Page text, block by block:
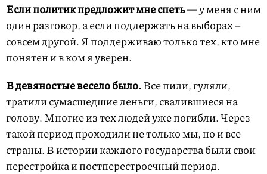
Если политик предложит мне спеть —у меня с ним
один разговор, а если поддержать на выборах –
совсем другой. Я поддерживаю только тех, кто мне
понятен и в ком я уверен.
В девяностые весело было.Все пили, гуляли,
тратили сумасшедшие деньги, свалившиеся на
голову. Многие из тех людей уже погибли. Через
такой период проходили не только мы, но и все
страны. В истории каждого государства были свои
перестройка и постперестроечный период.